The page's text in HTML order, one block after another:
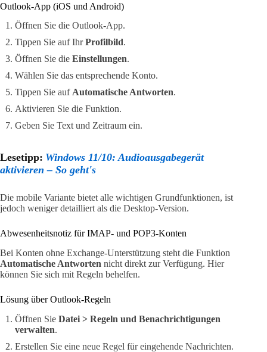
Outlook-App (iOS und Android)
Öffnen Sie die Outlook-App.
Tippen Sie auf IhrProfilbild.
Öffnen Sie die Einstellungen.
Wählen Sie das entsprechende Konto.
Tippen Sie auf Automatische Antworten.
Aktivieren Sie die Funktion.
Geben Sie Text und Zeitraum ein.
Lesetipp: Windows 11/10: Audioausgabegerät
aktivieren – So geht's
Die mobile Variante bietet alle wichtigen Grundfunktionen, ist
jedoch weniger detailliert als die Desktop-Version.
Abwesenheitsnotiz für IMAP- und POP3-Konten
Bei Konten ohne Exchange-Unterstützung steht die Funktion
Automatische Antworten nicht direkt zur Verfügung. Hier
können Sie sich mit Regeln behelfen.
Lösung über Outlook-Regeln
Öffnen Sie Datei > Regeln und Benachrichtigungen
verwalten.
Erstellen Sie eine neue Regel für eingehende Nachrichten.